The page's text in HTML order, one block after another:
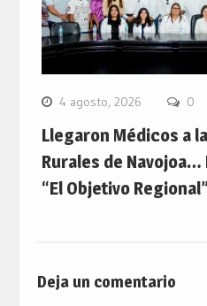
4 agosto, 2026 0
Llegaron Médicos a
Rurales de Navojoa…
“El Objetivo
Deja un comentario